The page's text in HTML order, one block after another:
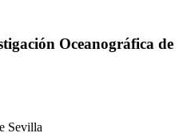
Oceanográfica de
Sevilla